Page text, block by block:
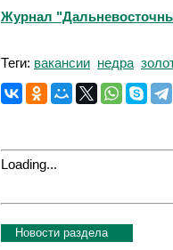
Журнал
Теги: вакансии недра
Loading...
Новости раздела